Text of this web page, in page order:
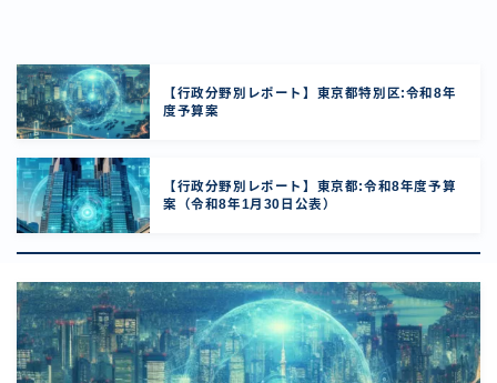
【行政分野別レポート】東京都特別区:令和8年
度予算案
【行政分野別レポート】東京都:令和8年度予算
案（令和8年1月30日公表）